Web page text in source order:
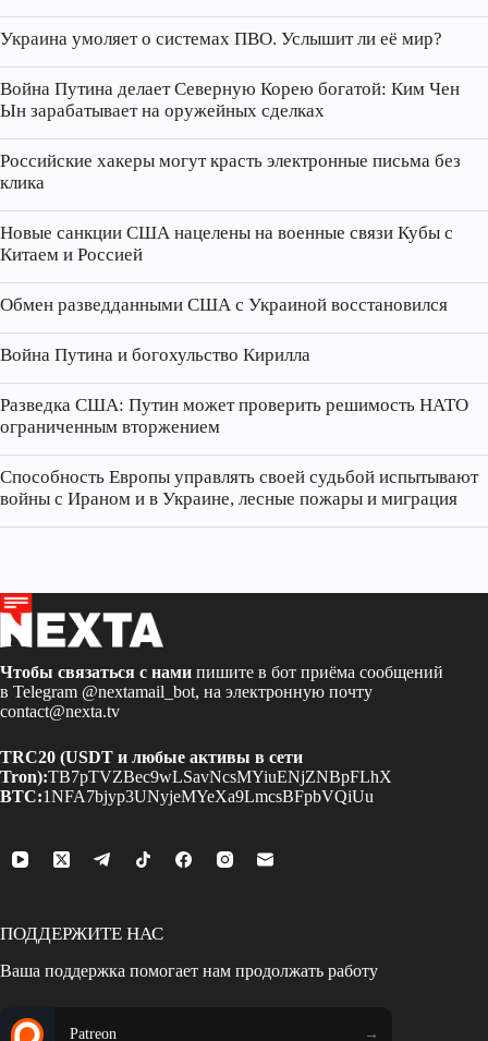
Украина умоляет о системах ПВО. Услышит ли её мир?
Война Путина делает Северную Корею богатой: Ким Чен
Ын зарабатывает на оружейных сделках
Российские хакеры могут красть электронные письма без
клика
Новые санкции США нацелены на военные связи Кубы с
Китаем и Россией
Обмен разведданными США с Украиной восстановился
Война Путина и богохульство Кирилла
Разведка США: Путин может проверить решимость НАТО
ограниченным вторжением
Способность Европы управлять своей судьбой испытывают
войны с Ираном и в Украине, лесные пожары и миграция
Чтобы связаться с нами пишите в бот приёма сообщений
в Telegram @nextamail_bot, на электронную почту
contact@nexta.tv
TRC20 (USDT и любые активы в сети
Tron):TB7pTVZBec9wLSavNcsMYiuENjZNBpFLhX
BTC:1NFA7bjyp3UNyjeMYeXa9LmcsBFpbVQiUu
ПОДДЕРЖИТЕ НАС
Ваша поддержка помогает нам продолжать работу
Patreon